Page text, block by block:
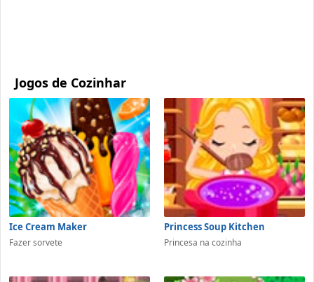
Jogos de Cozinhar
Ice Cream Maker
Fazer sorvete
Princess Soup Kitchen
Princesa na cozinha